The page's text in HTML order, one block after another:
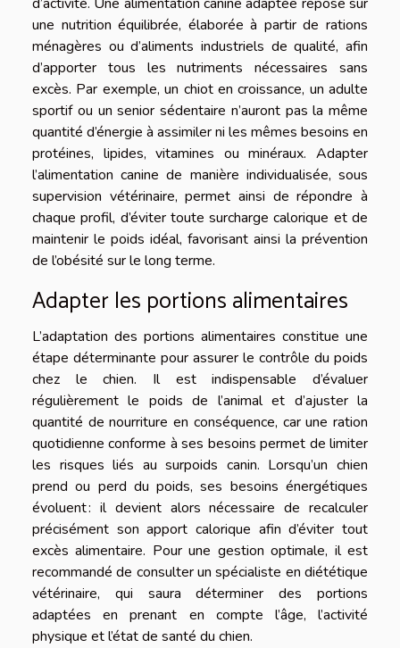
une nutrition équilibrée, élaborée à partir de rations
ménagères ou d’aliments industriels de qualité, afin
d’apporter tous les nutriments nécessaires sans
excès. Par exemple, un chiot en croissance, un adulte
sportif ou un senior sédentaire n’auront pas la même
quantité d’énergie à assimiler ni les mêmes besoins en
protéines, lipides, vitamines ou minéraux. Adapter
l’alimentation canine de manière individualisée, sous
supervision vétérinaire, permet ainsi de répondre à
chaque profil, d’éviter toute surcharge calorique et de
maintenir le poids idéal, favorisant ainsi la prévention
de l’obésité sur le long terme.
Adapter les portions alimentaires
L’adaptation des portions alimentaires constitue une
étape déterminante pour assurer le contrôle du poids
chez le chien. Il est indispensable d’évaluer
régulièrement le poids de l’animal et d’ajuster la
quantité de nourriture en conséquence, car une ration
quotidienne conforme à ses besoins permet de limiter
les risques liés au surpoids canin. Lorsqu’un chien
prend ou perd du poids, ses besoins énergétiques
évoluent : il devient alors nécessaire de recalculer
précisément son apport calorique afin d’éviter tout
excès alimentaire. Pour une gestion optimale, il est
recommandé de consulter un spécialiste en diététique
vétérinaire, qui saura déterminer des portions
adaptées en prenant en compte l’âge, l’activité
physique et l’état de santé du chien.